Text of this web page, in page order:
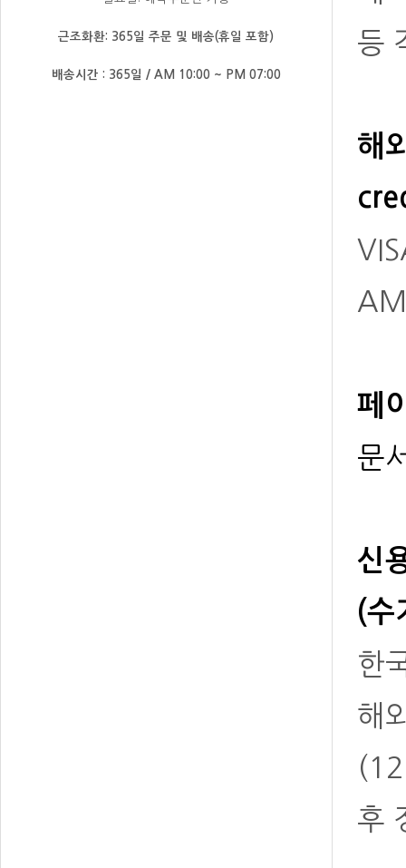
근조화환: 365일 주문 및 배송(휴일 포함)
배송시간 : 365일 / AM 10:00 ~ PM 07:00
등
해
페
문
신
(수
한
해
후